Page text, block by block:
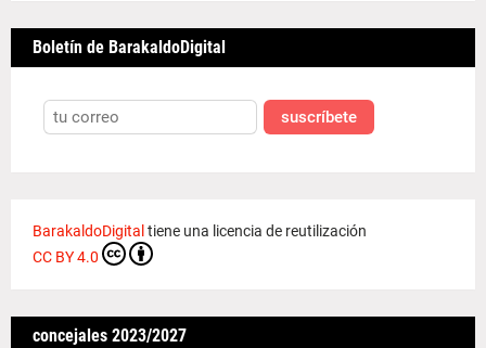
Boletín de BarakaldoDigital
suscríbete
BarakaldoDigital tiene una licencia de reutilización
CC BY 4.0
concejales 2023/2027